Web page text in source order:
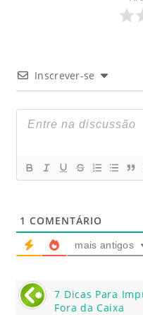
Inscrever-se
1 COMENTÁRIO
mais antigos
7 Dicas Para
Fora da Caixa